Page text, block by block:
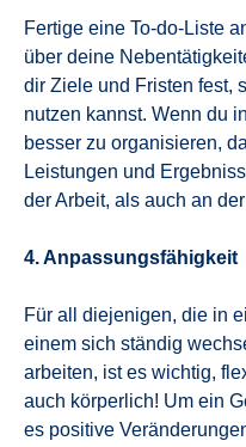
Fertige eine To-do-Liste
über deine
dir Ziele und Fristen fest,
nutzen kannst. Wenn du
besser zu organisieren,
Leistungen und
der Arbeit, als auch an
4. Anpassungsfähigkeit
Für all diejenigen, die in
einem sich ständig
arbeiten, ist es wichtig,
auch körperlich! Um ein
es positive